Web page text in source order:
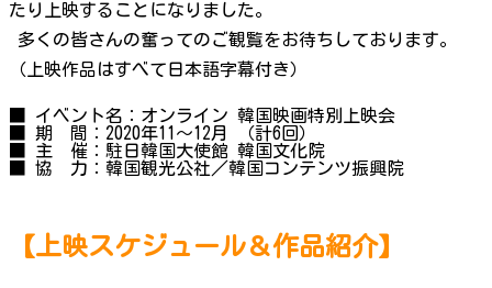
たり上映することになりました。
多くの皆さんの奮ってのご観覧をお待ちしております。
（上映作品はすべて日本語字幕付き）
■ イベント名：オンライン 韓国映画特別上映会
■ 期 間：2020年11～12月 （計6回）
■ 主 催：駐日韓国大使館 韓国文化院
■ 協 力：韓国観光公社／韓国コンテンツ振興院
【上映スケジュール＆作品紹介】